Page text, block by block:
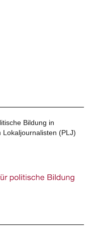
Bildung in
(PLJ)